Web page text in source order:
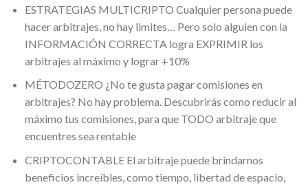
ESTRATEGIAS MULTICRIPTO Cualquier persona puede
hacer arbitrajes, no hay limites… Pero solo alguien con la
INFORMACIÓN CORRECTA logra EXPRIMIR los
arbitrajes al máximo y lograr +10%
MÉTODOZERO ¿No te gusta pagar comisiones en
arbitrajes? No hay problema. Descubrirás como reducir al
máximo tus comisiones, para que TODO arbitraje que
encuentres sea rentable
CRIPTOCONTABLE El arbitraje puede brindarnos
beneficios increíbles, como tiempo, libertad de espacio,